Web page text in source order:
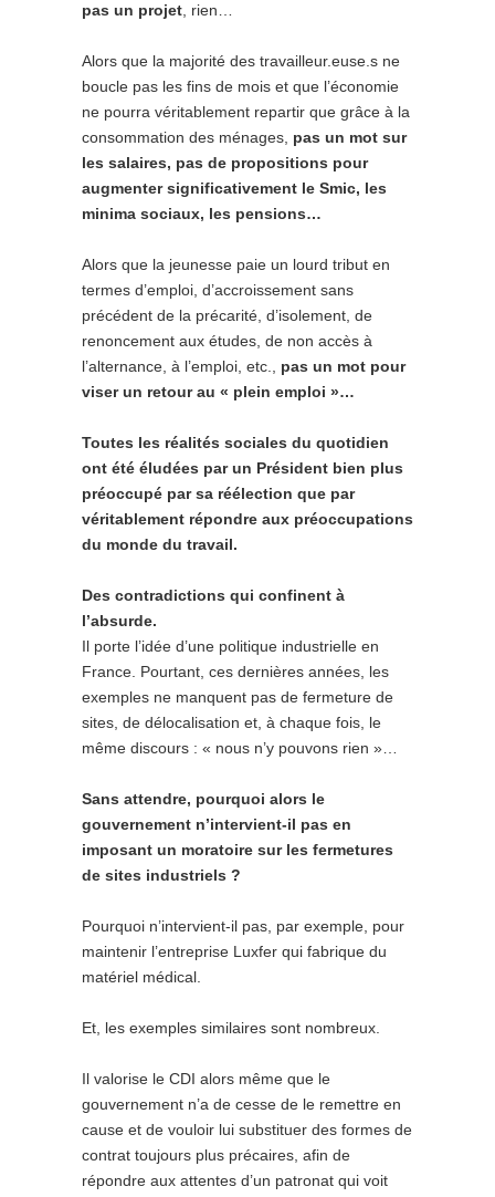
pas un projet , rien…
Alors que la majorité des travailleur.euse.s ne
boucle pas les fins de mois et que l’économie
ne pourra véritablement repartir que grâce à la
consommation des ménages, pas un mot sur
les salaires, pas de propositions pour
augmenter significativement le Smic, les
minima sociaux, les pensions…
Alors que la jeunesse paie un lourd tribut en
termes d’emploi, d’accroissement sans
précédent de la précarité, d’isolement, de
renoncement aux études, de non accès à
l’alternance, à l’emploi, etc., pas un mot pour
viser un retour au « plein emploi »…
Toutes les réalités sociales du quotidien
ont été éludées par un Président bien plus
préoccupé par sa réélection que par
véritablement répondre aux préoccupations
du monde du travail.
Des contradictions qui confinent à
l’absurde.
Il porte l’idée d’une politique industrielle en
France. Pourtant, ces dernières années, les
exemples ne manquent pas de fermeture de
sites, de délocalisation et, à chaque fois, le
même discours : « nous n’y pouvons rien »…
Sans attendre, pourquoi alors le
gouvernement n’intervient-il pas en
imposant un moratoire sur les fermetures
de sites industriels ?
Pourquoi n’intervient-il pas, par exemple, pour
maintenir l’entreprise Luxfer qui fabrique du
matériel médical.
Et, les exemples similaires sont nombreux.
Il valorise le CDI alors même que le
gouvernement n’a de cesse de le remettre en
cause et de vouloir lui substituer des formes de
contrat toujours plus précaires, afin de
répondre aux attentes d’un patronat qui voit